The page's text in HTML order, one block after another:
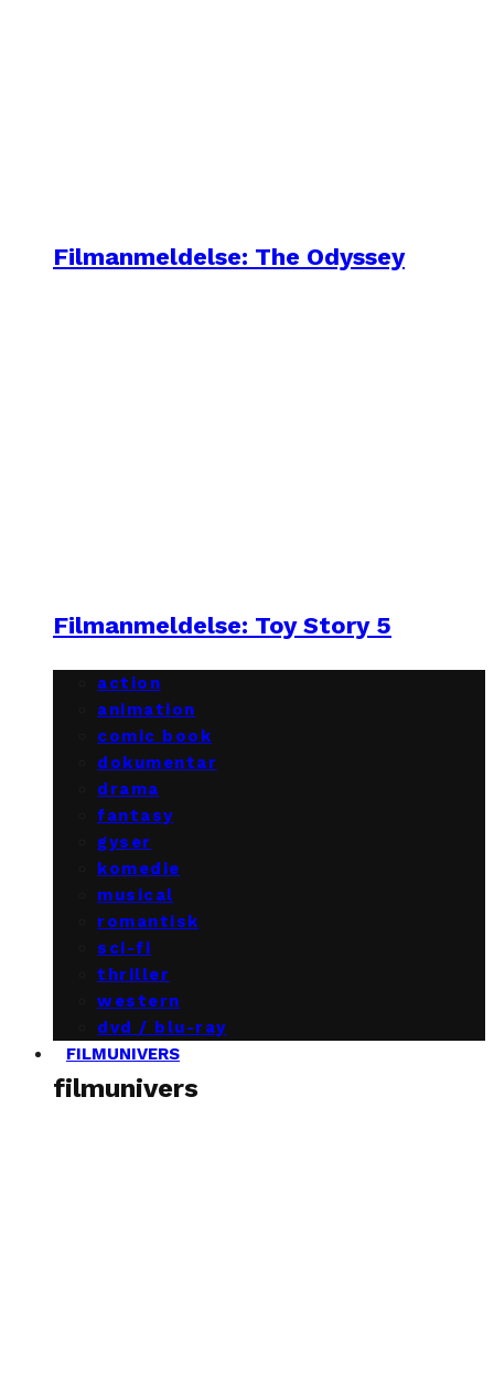
Filmanmeldelse: The Odyssey
Filmanmeldelse: Toy Story 5
action
animation
comic book
dokumentar
drama
fantasy
gyser
komedie
musical
romantisk
sci-fi
thriller
western
dvd / blu-ray
FILMUNIVERS
filmunivers